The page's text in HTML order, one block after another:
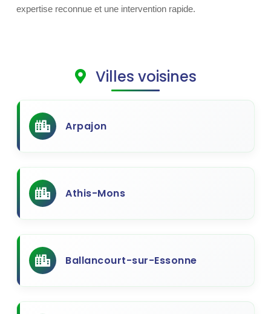
expertise reconnue et une intervention rapide.
Villes voisines
Arpajon
Athis-Mons
Ballancourt-sur-Essonne